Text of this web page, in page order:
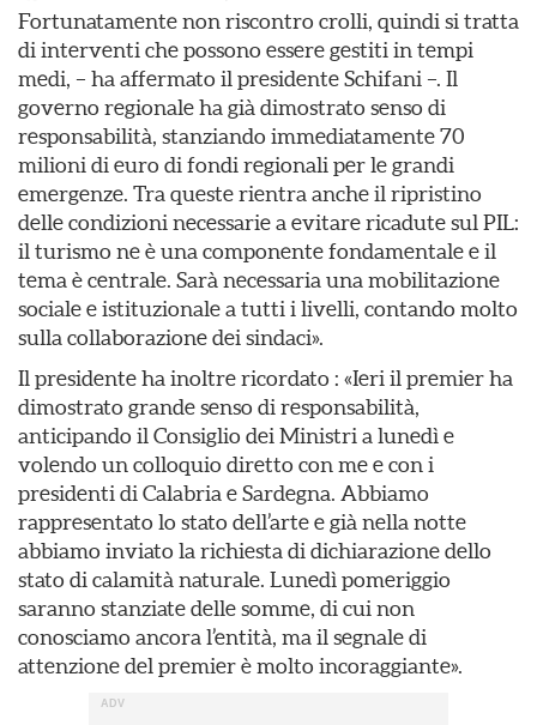
Fortunatamente non riscontro crolli, quindi si tratta
di interventi che possono essere gestiti in tempi
medi, – ha affermato il presidente Schifani –. Il
governo regionale ha già dimostrato senso di
responsabilità, stanziando immediatamente 70
milioni di euro di fondi regionali per le grandi
emergenze. Tra queste rientra anche il ripristino
delle condizioni necessarie a evitare ricadute sul PIL:
il turismo ne è una componente fondamentale e il
tema è centrale. Sarà necessaria una mobilitazione
sociale e istituzionale a tutti i livelli, contando molto
sulla collaborazione dei sindaci».
Il presidente ha inoltre ricordato : «Ieri il premier ha
dimostrato grande senso di responsabilità,
anticipando il Consiglio dei Ministri a lunedì e
volendo un colloquio diretto con me e con i
presidenti di Calabria e Sardegna. Abbiamo
rappresentato lo stato dell’arte e già nella notte
abbiamo inviato la richiesta di dichiarazione dello
stato di calamità naturale. Lunedì pomeriggio
saranno stanziate delle somme, di cui non
conosciamo ancora l’entità, ma il segnale di
attenzione del premier è molto incoraggiante».